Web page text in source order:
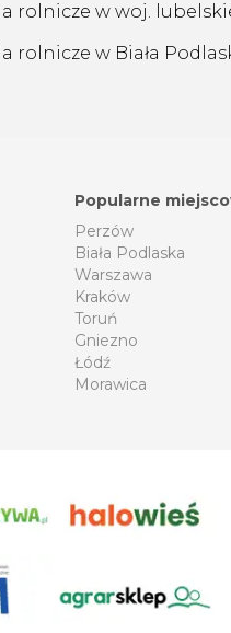
rolnicze w woj.
rolnicze w Biała
Popularne
Perzów
Biała Podlaska
Warszawa
Kraków
Toruń
Gniezno
Łódź
Morawica